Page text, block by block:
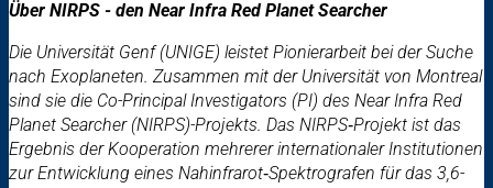
Über NIRPS - den Near Infra Red Planet Searcher
Die Universität Genf (UNIGE) leistet Pionierarbeit bei der Suche
nach Exoplaneten. Zusammen mit der Universität von Montreal
sind sie die Co-Principal Investigators (PI) des Near Infra Red
Planet Searcher (NIRPS)-Projekts. Das NIRPS‑Projekt ist das
Ergebnis der Kooperation mehrerer internationaler Institutionen
zur Entwicklung eines Nahinfrarot‑Spektrografen für das 3,6-